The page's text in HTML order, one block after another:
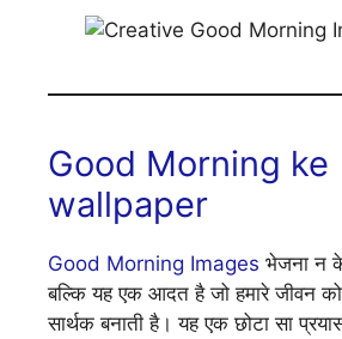
Good Morning ke
wallpaper
Good Morning Images भेजना न
बल्कि यह एक आदत है जो हमारे जीवन
सार्थक बनाती है। यह एक छोटा सा